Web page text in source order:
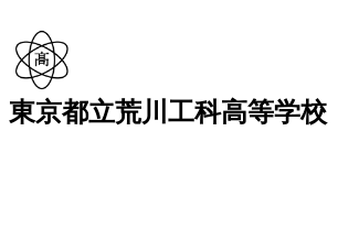
東京都立荒川工科高等学